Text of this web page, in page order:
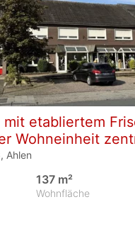
mit etabliertem
Wohneinheit
Ahlen
Wohnfläche
137 m²